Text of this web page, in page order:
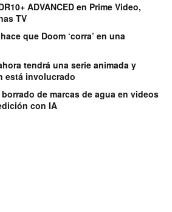
ADVANCED en Prime Video,
TV
que Doom ‘corra’ en una
tendrá una serie animada y
está involucrado
de marcas de agua en videos
con IA